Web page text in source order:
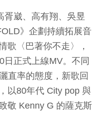
胥崴、高有翔、吳昱
》企劃持續拓展音
歌〈巴著你不走〉，
正式上線MV。不同
直率的態度，新歌回
以80年代 City pop 與
敬 Kenny G 的薩克斯